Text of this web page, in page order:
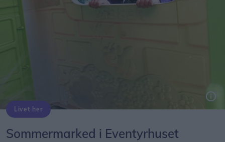
Livet her
Sommermarked i Eventyrhuset